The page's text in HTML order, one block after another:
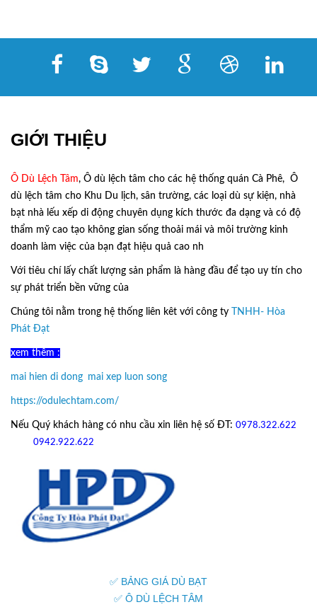
GIỚI THIỆU
Ô Dù Lệch Tâm, Ô dù lệch tâm cho các hệ thống quán Cà Phê, Ô
dù lệch tâm cho Khu Du lịch, sân trường, các loại dù sự kiện, nhà
bạt nhà lếu xếp di động chuyên dụng kích thước đa dạng và có độ
thẩm mỹ cao tạo không gian sống thoải mái và môi trường kinh
doanh làm việc của bạn đạt hiệu quả cao nh
Với tiêu chí lấy chất lượng sản phẩm là hàng đầu để tạo uy tín cho
sự phát triển bền vững của
Chúng tôi nằm trong hệ thống liên kêt với công ty TNHH- Hòa
Phát Đạt
xem thêm :
mai hien di dong mai xep luon song
https://odulechtam.com/
Nếu Quý khách hàng có nhu cầu xin liên hệ số ĐT: 0978.322.622
0942.922.622
✅ BẢNG GIÁ DÙ BẠT
✅ Ô DÙ LỆCH TÂM